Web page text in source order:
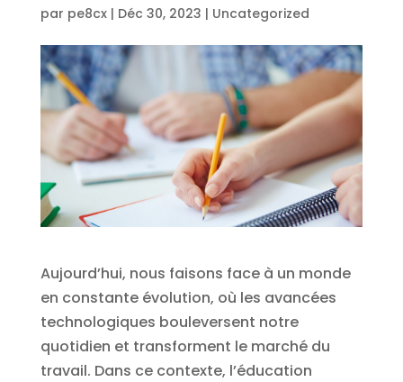
par pe8cx| Déc 30, 2023 | Uncategorized
Aujourd’hui, nous faisons face à un monde
en constante évolution, où les avancées
technologiques bouleversent notre
quotidien et transforment le marché du
travail. Dans ce contexte, l’éducation